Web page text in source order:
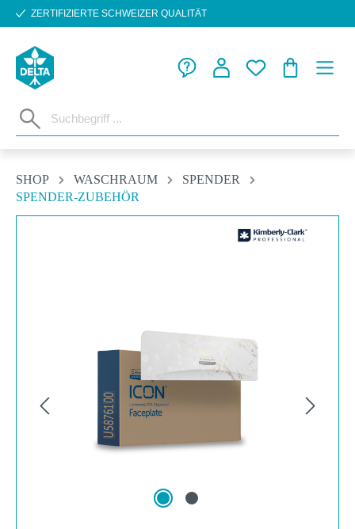
Zum Hauptinhalt springen
ZERTIFIZIERTE SCHWEIZER QUALITÄT
SHOP WASCHRAUM
SPENDER
SPENDER-ZUBEHÖR